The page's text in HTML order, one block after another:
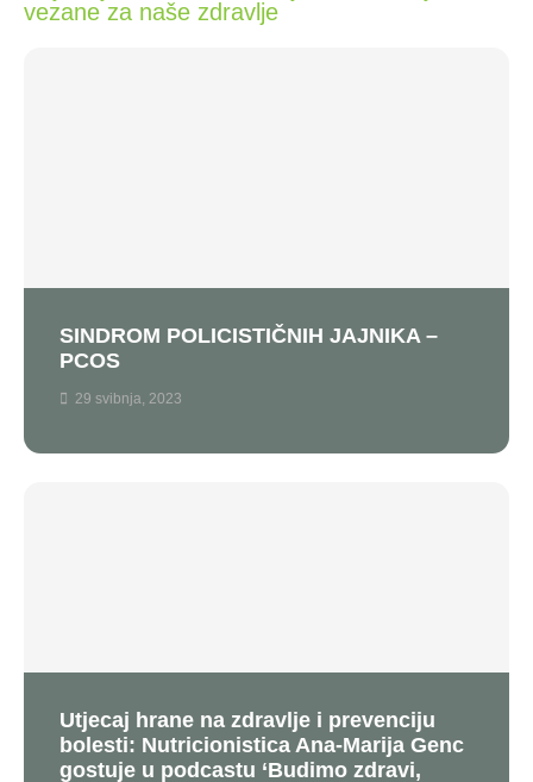
vezane za naše zdravlje
SINDROM POLICISTIČNIH JAJNIKA –
PCOS
29 svibnja, 2023
Utjecaj hrane na zdravlje i prevenciju
bolesti: Nutricionistica Ana-Marija Genc
gostuje u podcastu ‘Budimo zdravi,